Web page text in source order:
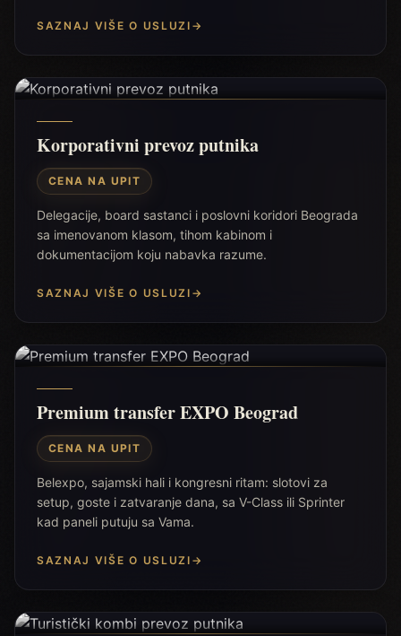
SAZNAJ VIŠE O USLUZI →
Korporativni prevoz putnika
CENA NA UPIT
Delegacije, board sastanci i poslovni koridori Beograda
sa imenovanom klasom, tihom kabinom i
dokumentacijom koju nabavka razume.
SAZNAJ VIŠE O USLUZI →
Premium transfer EXPO Beograd
CENA NA UPIT
Belexpo, sajamski hali i kongresni ritam: slotovi za
setup, goste i zatvaranje dana, sa V-Class ili Sprinter
kad paneli putuju sa Vama.
SAZNAJ VIŠE O USLUZI →